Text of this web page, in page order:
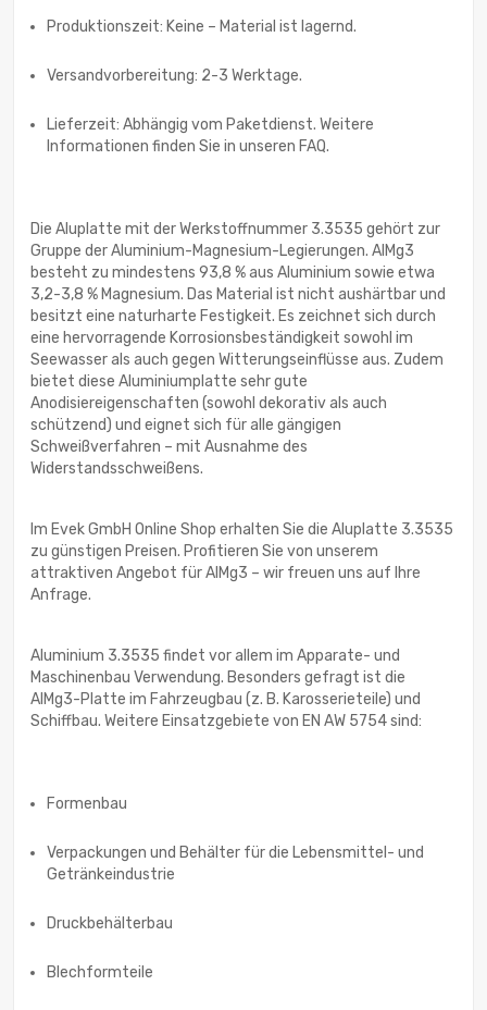
Produktionszeit: Keine – Material ist lagernd.
Versandvorbereitung: 2-3 Werktage.
Lieferzeit: Abhängig vom Paketdienst. Weitere
Informationen finden Sie in unseren FAQ.
Die Aluplatte mit der Werkstoffnummer 3.3535 gehört zur
Gruppe der Aluminium-Magnesium-Legierungen. AlMg3
besteht zu mindestens 93,8 % aus Aluminium sowie etwa
3,2-3,8 % Magnesium. Das Material ist nicht aushärtbar und
besitzt eine naturharte Festigkeit. Es zeichnet sich durch
eine hervorragende Korrosionsbeständigkeit sowohl im
Seewasser als auch gegen Witterungseinflüsse aus. Zudem
bietet diese Aluminiumplatte sehr gute
Anodisiereigenschaften (sowohl dekorativ als auch
schützend) und eignet sich für alle gängigen
Schweißverfahren – mit Ausnahme des
Widerstandsschweißens.
Im Evek GmbH Online Shop erhalten Sie die Aluplatte 3.3535
zu günstigen Preisen. Profitieren Sie von unserem
attraktiven Angebot für AlMg3 – wir freuen uns auf Ihre
Anfrage.
Aluminium 3.3535 findet vor allem im Apparate- und
Maschinenbau Verwendung. Besonders gefragt ist die
AlMg3-Platte im Fahrzeugbau (z. B. Karosserieteile) und
Schiffbau. Weitere Einsatzgebiete von EN AW 5754 sind:
Formenbau
Verpackungen und Behälter für die Lebensmittel- und
Getränkeindustrie
Druckbehälterbau
Blechformteile